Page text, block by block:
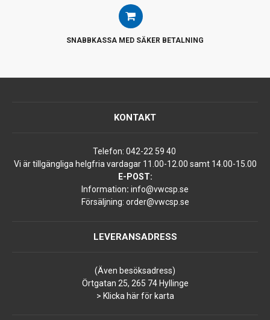
SNABBKASSA MED SÄKER BETALNING
KONTAKT
Telefon: 042-22 59 40
Vi är tillgängliga helgfria vardagar 11.00-12.00 samt 14.00-15.00
E-POST:
Information: info@vwcsp.se
Försäljning: order@vwcsp.se
LEVERANSADRESS
(Även besöksadress)
Örtgatan 25, 265 74 Hyllinge
> Klicka här för karta